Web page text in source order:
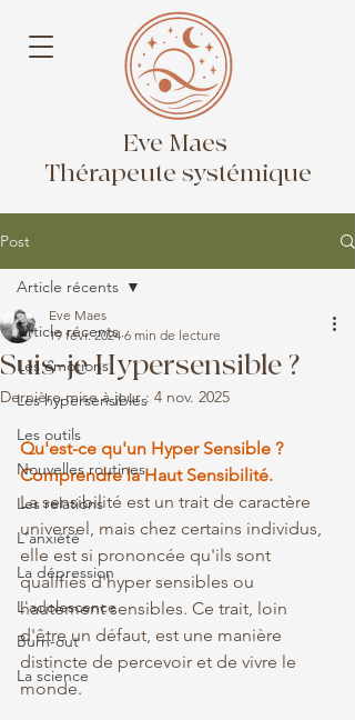
Eve Maes
Thérapeute systémique
Post
Article récents
Les émotions
Les hypersensibles
Les outils
Nouvelles routines
Les relations
L'anxiété
La dépression
L'adolescence
Burn-out
La science
Article récents
Suis-je Hypersensible ?
Eve Maes
19 févr. 2024 6 min de lecture
Dernière mise à jour : 4 nov. 2025
Qu'est-ce qu'un Hyper Sensible ?
Comprendre la Haut Sensibilité.
La sensibilité est un trait de caractère
universel, mais chez certains individus,
elle est si prononcée qu'ils sont
qualifiés d'hyper sensibles ou
hautement sensibles. Ce trait, loin
d'être un défaut, est une manière
distincte de percevoir et de vivre le
monde.